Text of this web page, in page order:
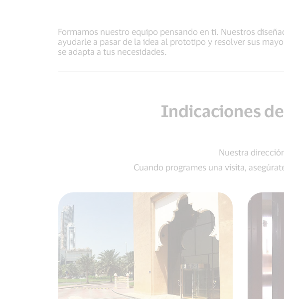
Formamos nuestro equipo pensando en ti. Nuestros
ayudarle a pasar de la idea al prototipo y resolver sus
se adapta a tus necesidades.
Indicaciones
Nuestra
Cuando programes una visita,